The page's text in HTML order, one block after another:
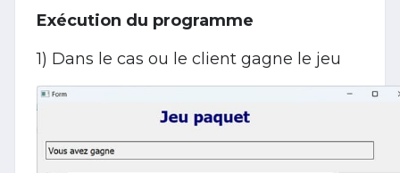
Exécution du programme
1) Dans le cas ou le client gagne le jeu